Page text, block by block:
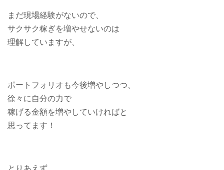
まだ現場経験がないので、
サクサク稼ぎを増やせないのは
理解していますが、
ポートフォリオも今後増やしつつ、
徐々に自分の力で
稼げる金額を増やしていければと
思ってます！
とりあえず、